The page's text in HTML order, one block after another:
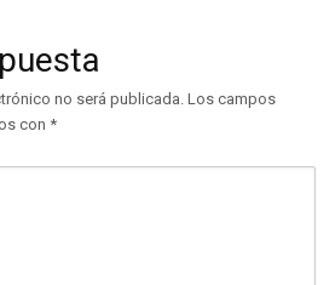
no será publicada. Los campos
con *